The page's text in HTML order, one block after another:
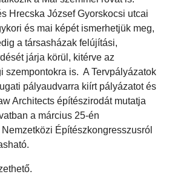
Hrecska József Gyorskocsi utcai
és mai képét ismerhetjük meg,
a társasházak felújítási,
járja körül, kitérve az
szempontokra is. A Tervpályázatok
pályaudvarra kiírt pályázatot és
Architects építészirodát mutatja
a március 25-én
Építészkongresszusról